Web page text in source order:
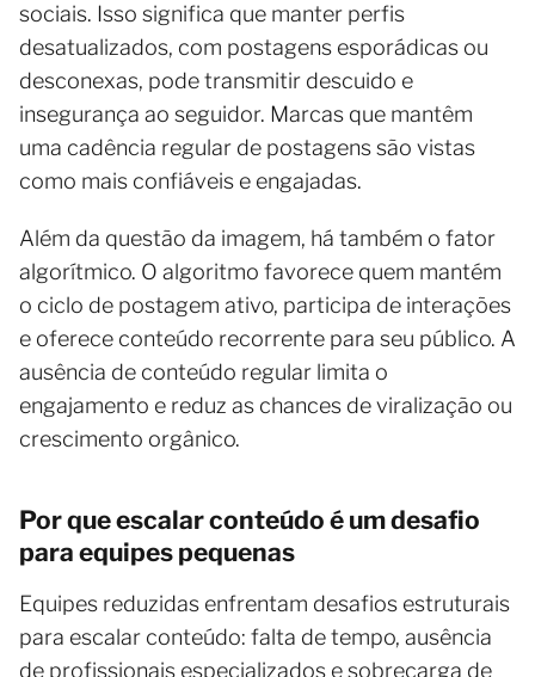
sociais. Isso significa que manter perfis
desatualizados, com postagens esporádicas ou
desconexas, pode transmitir descuido e
insegurança ao seguidor. Marcas que mantêm
uma cadência regular de postagens são vistas
como mais confiáveis e engajadas.
Além da questão da imagem, há também o fator
algorítmico. O algoritmo favorece quem mantém
o ciclo de postagem ativo, participa de interações
e oferece conteúdo recorrente para seu público. A
ausência de conteúdo regular limita o
engajamento e reduz as chances de viralização ou
crescimento orgânico.
Por que escalar conteúdo é um desafio
para equipes pequenas
Equipes reduzidas enfrentam desafios estruturais
para escalar conteúdo: falta de tempo, ausência
de profissionais especializados e sobrecarga de